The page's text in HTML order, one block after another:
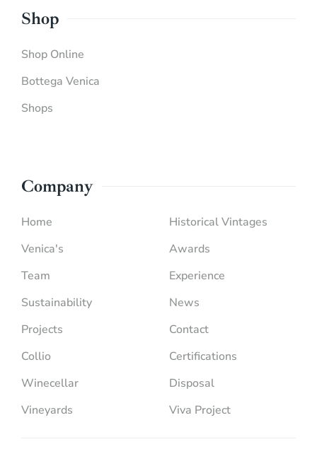
Shop
Shop Online
Bottega Venica
Shops
Company
Home
Venica's
Team
Sustainability
Projects
Collio
Winecellar
Vineyards
Historical Vintages
Awards
Experience
News
Contact
Certifications
Disposal
Viva Project